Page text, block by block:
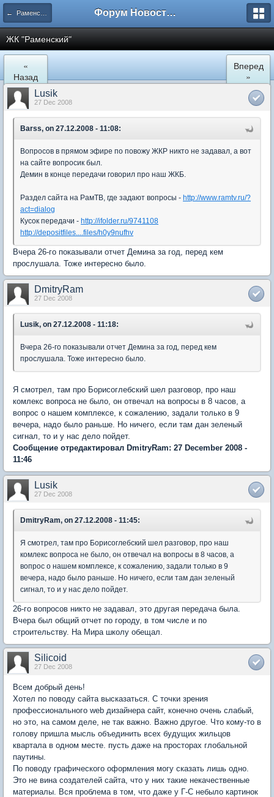
← Раменское Форум Новостройки
ЖК "Рaменский"
«
Назад
Вперед
»
Lusik
27 Dec 2008
Barss, on 27.12.2008 - 11:08:
Вопросов в прямом эфире по повожу ЖКР никто не задавал, а вот
на сайте вопросик был.
Демин в конце передачи говорил про наш ЖКБ.
Раздел сайта на РамТВ, где задают вопросы - http://www.ramtv.ru/?
act=dialog
Кусок передачи - http://ifolder.ru/9741108
http://depositfiles....files/h0y9nufhv
Вчера 26-го показывали отчет Демина за год, перед кем
прослушала. Тоже интересно было.
DmitryRam
27 Dec 2008
Lusik, on 27.12.2008 - 11:18:
Вчера 26-го показывали отчет Демина за год, перед кем
прослушала. Тоже интересно было.
Я смотрел, там про Борисоглебский шел разговор, про наш
комлекс вопроса не было, он отвечал на вопросы в 8 часов, а
вопрос о нашем комплексе, к сожалению, задали только в 9
вечера, надо было раньше. Но ничего, если там дан зеленый
сигнал, то и у нас дело пойдет.
Сообщение отредактировал DmitryRam: 27 December 2008 -
11:46
Lusik
27 Dec 2008
DmitryRam, on 27.12.2008 - 11:45:
Я смотрел, там про Борисоглебский шел разговор, про наш
комлекс вопроса не было, он отвечал на вопросы в 8 часов, а
вопрос о нашем комплексе, к сожалению, задали только в 9
вечера, надо было раньше. Но ничего, если там дан зеленый
сигнал, то и у нас дело пойдет.
26-го вопросов никто не задавал, это другая передача была.
Вчера был общий отчет по городу, в том числе и по
строительству. На Мира школу обещал.
Silicoid
27 Dec 2008
Всем добрый день!
Хотел по поводу сайта высказаться. С точки зрения
профессионального web дизайнера сайт, конечно очень слабый,
но это, на самом деле, не так важно. Важно другое. Что кому-то в
голову пришла мысль объединить всех будущих жильцов
квартала в одном месте. пусть даже на просторах глобальной
паутины.
По поводу графического оформления могу сказать лишь одно.
Это не вина создателей сайта, что у них такие некачественные
материалы. Вся проблема в том, что даже у Г-С небыло картинок